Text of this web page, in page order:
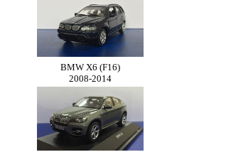
BMW X6 (F16)
2008-2014